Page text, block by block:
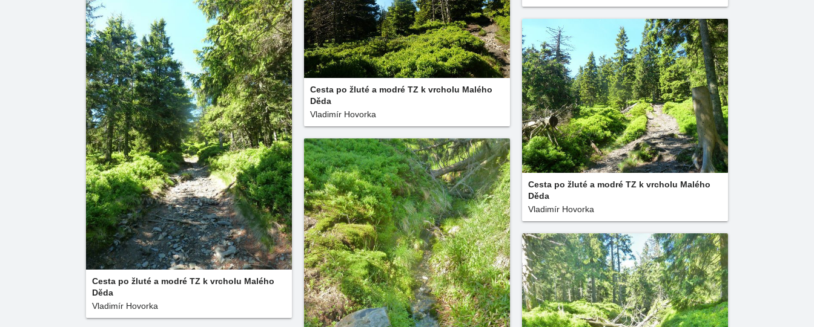
Cesta po žluté a modré TZ k vrcholu Malého
Děda
Vladimír Hovorka
Cesta po žluté a modré TZ k vrcholu Malého
Děda
Vladimír Hovorka
Cesta po žluté a modré TZ k vrcholu Malého
Děda
Vladimír Hovorka